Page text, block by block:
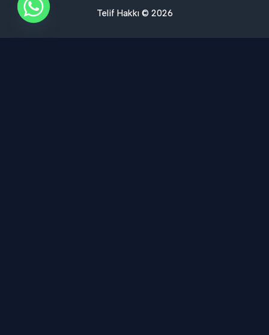
Telif Hakkı © 2026